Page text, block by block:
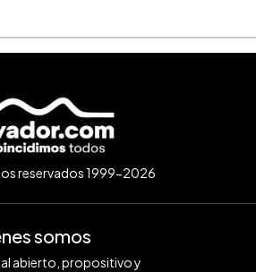
reservados 1999-2026
somos
abierto, propositivo y